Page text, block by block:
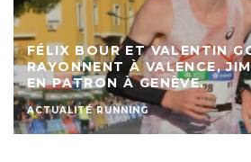
FÉLIX BOUR ET VALENTIN
RAYONNENT À VALENCE,
EN PATRON À GENÈVE.
ACTUALITÉ RUNNING